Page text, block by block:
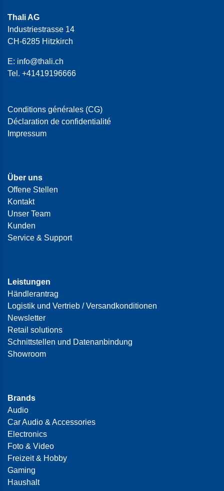
Thali AG
Industriestrasse 14
CH-6285 Hitzkirch
E: info@thali.ch
Tel. +41419196666
Conditions générales (CG)
Déclaration de confidentialité
Impressum
Über uns
Offene Stellen
Kontakt
Unser Team
Kunden
Service & Support
Leistungen
Händlerantrag
Logistik und Vertrieb / Versandkonditionen
Newsletter
Retail solutions
Schnittstellen und Datenanbindung
Showroom
Brands
Audio
Car Audio & Accessories
Electronics
Foto & Video
Freizeit & Hobby
Gaming
Haushalt